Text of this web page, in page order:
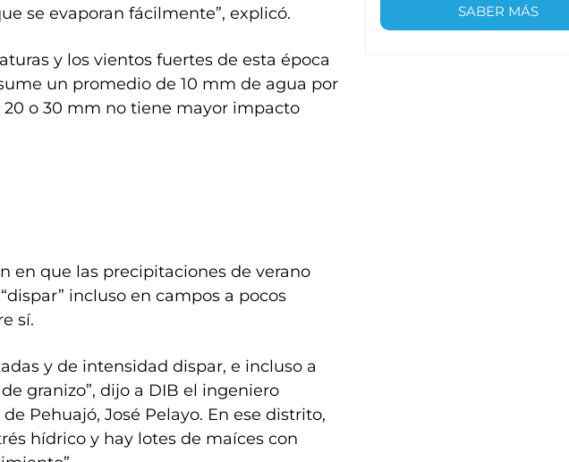
se evaporan fácilmente”, explicó.
y los vientos fuertes de esta época
un promedio de 10 mm de agua por
o 30 mm no tiene mayor impacto
en que las precipitaciones de verano
incluso en campos a pocos
sí.
y de intensidad dispar, e incluso a
granizo”, dijo a DIB el ingeniero
Pehuajó, José Pelayo. En ese distrito,
hídrico y hay lotes de maíces con
SABER MÁS